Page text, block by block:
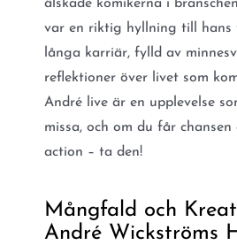
älskade komikerna i
var en riktig hyllning till hans
långa karriär, fylld av
reflektioner över livet som
André live är en upplevelse
missa, och om du får
action – ta den!
Mångfald och
André Wickströms